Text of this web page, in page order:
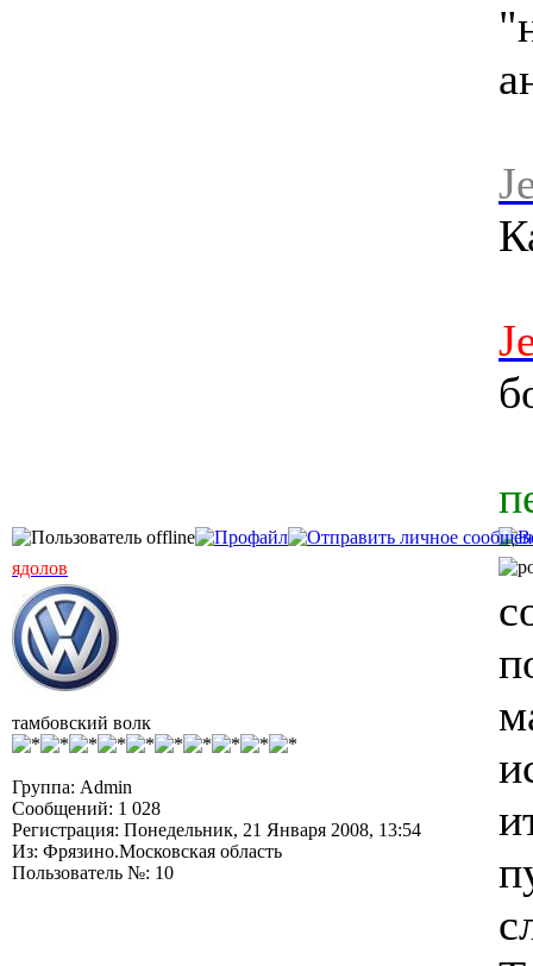
ядолов
тамбовский волк
Группа: Admin
Сообщений: 1 028
Регистрация: Понедельник, 21 Января 2008, 13:54
Из: Фрязино.Московская область
Пользователь №: 10